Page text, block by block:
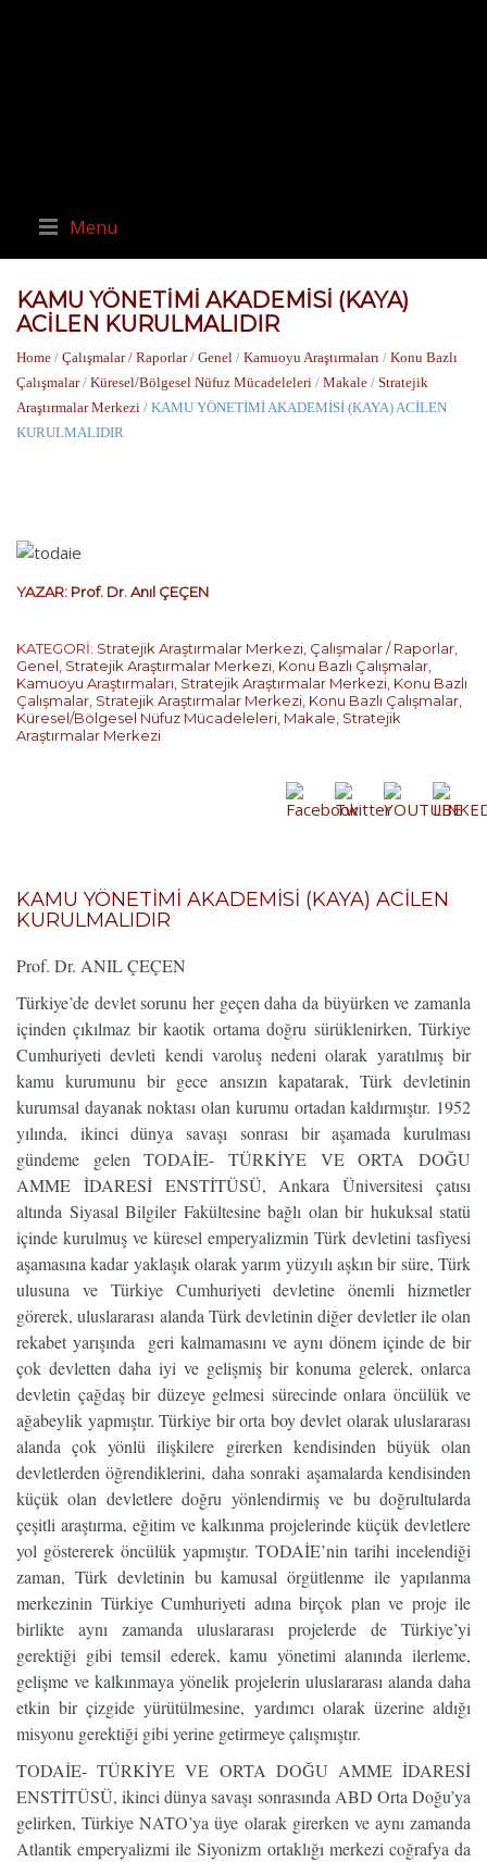
Menu
KAMU YÖNETİMİ AKADEMİSİ (KAYA)
ACİLEN KURULMALIDIR
Home / Çalışmalar / Raporlar/ Genel / Kamuoyu Araştırmaları / Konu Bazlı
Çalışmalar/ Küresel/Bölgesel Nüfuz Mücadeleleri / Makale / Stratejik
Araştırmalar Merkezi / KAMU YÖNETİMİ AKADEMİSİ (KAYA) ACİLEN
KURULMALIDIR
YAZAR: Prof. Dr. Anıl ÇEÇEN
KATEGORİ: Stratejik Araştırmalar Merkezi, Çalışmalar / Raporlar,
Genel, Stratejik Araştırmalar Merkezi, Konu Bazlı Çalışmalar,
Kamuoyu Araştırmaları, Stratejik Araştırmalar Merkezi, Konu Bazlı
Çalışmalar, Stratejik Araştırmalar Merkezi, Konu Bazlı Çalışmalar,
Küresel/Bölgesel Nüfuz Mücadeleleri, Makale, Stratejik
Araştırmalar Merkezi
KAMU YÖNETİMİ AKADEMİSİ (KAYA) ACİLEN
KURULMALIDIR
Prof. Dr. ANIL ÇEÇEN
Türkiye’de devlet sorunu her geçen daha da büyürken ve zamanla
içinden çıkılmaz bir kaotik ortama doğru sürüklenirken, Türkiye
Cumhuriyeti devleti kendi varoluş nedeni olarak yaratılmış bir
kamu kurumunu bir gece ansızın kapatarak, Türk devletinin
kurumsal dayanak noktası olan kurumu ortadan kaldırmıştır. 1952
yılında, ikinci dünya savaşı sonrası bir aşamada kurulması
gündeme gelen TODAİE- TÜRKİYE VE ORTA DOĞU
AMME İDARESİ ENSTİTÜSÜ, Ankara Üniversitesi çatısı
altında Siyasal Bilgiler Fakültesine bağlı olan bir hukuksal statü
içinde kurulmuş ve küresel emperyalizmin Türk devletini tasfiyesi
aşamasına kadar yaklaşık olarak yarım yüzyılı aşkın bir süre, Türk
ulusuna ve Türkiye Cumhuriyeti devletine önemli hizmetler
görerek, uluslararası alanda Türk devletinin diğer devletler ile olan
rekabet yarışında geri kalmamasını ve aynı dönem içinde de bir
çok devletten daha iyi ve gelişmiş bir konuma gelerek, onlarca
devletin çağdaş bir düzeye gelmesi sürecinde onlara öncülük ve
ağabeylik yapmıştır. Türkiye bir orta boy devlet olarak uluslararası
alanda çok yönlü ilişkilere girerken kendisinden büyük olan
devletlerden öğrendiklerini, daha sonraki aşamalarda kendisinden
küçük olan devletlere doğru yönlendirmiş ve bu doğrultularda
çeşitli araştırma, eğitim ve kalkınma projelerinde küçük devletlere
yol göstererek öncülük yapmıştır. TODAİE’nin tarihi incelendiği
zaman, Türk devletinin bu kamusal örgütlenme ile yapılanma
merkezinin Türkiye Cumhuriyeti adına birçok plan ve proje ile
birlikte aynı zamanda uluslararası projelerde de Türkiye’yi
gerektiği gibi temsil ederek, kamu yönetimi alanında ilerleme,
gelişme ve kalkınmaya yönelik projelerin uluslararası alanda daha
etkin bir çizgide yürütülmesine, yardımcı olarak üzerine aldığı
misyonu gerektiği gibi yerine getirmeye çalışmıştır.
TODAİE- TÜRKİYE VE ORTA DOĞU AMME İDARESİ
ENSTİTÜSÜ, ikinci dünya savaşı sonrasında ABD Orta Doğu’ya
gelirken, Türkiye NATO’ya üye olarak girerken ve aynı zamanda
Atlantik emperyalizmi ile Siyonizm ortaklığı merkezi coğrafya da